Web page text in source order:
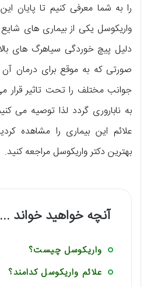
را به شما معرفی کنیم تا پایان
واریکوسل یکی از بیماری های
دلیل پیچ خوردگی سیاهرگ های
صورتی که به موقع برای درمان آن
جوانب مختلف را تحت تاثیر
به ناباروری گردد لذا توصیه می
علائم این بیماری را مشاهده
بهترین دکتر واریکوسل مراجعه کنید.
آنچه خواهید خواند ...
واریکوسل چیست؟
علائم واریکوسل کدامند؟